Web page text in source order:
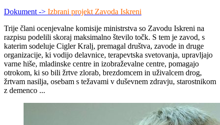
Dokument -> Izbrani projekt Zavoda Iskreni
Trije člani ocenjevalne komisije ministrstva so Zavodu Iskreni na
razpisu podelili skoraj maksimalno število točk. S tem je zavod, s
katerim sodeluje Cigler Kralj, premagal društva, zavode in druge
organizacije, ki vodijo delavnice, terapevtska svetovanja, upravljajo
varne hiše, mladinske centre in izobraževalne centre, pomagajo
otrokom, ki so bili žrtve zlorab, brezdomcem in uživalcem drog,
žrtvam nasilja, osebam s težavami v duševnem zdravju, starostnikom
z demenco ...